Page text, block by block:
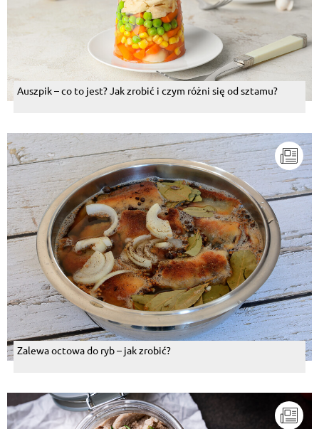
Auszpik – co to jest? Jak zrobić i czym różni się od sztamu?
Zalewa octowa do ryb – jak zrobić?